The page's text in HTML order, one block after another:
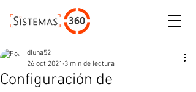
Configuración de
dluna52
26 oct 2021 3 min de lectura